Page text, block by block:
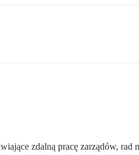
zdalną pracę zarządów,